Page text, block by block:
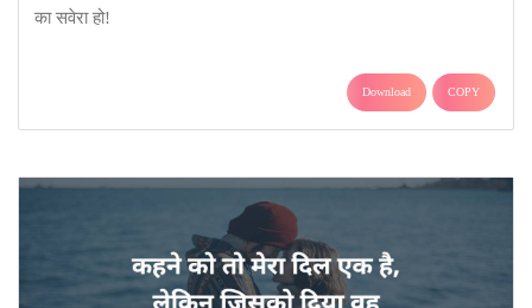
का सवेरा हो!
Download COPY